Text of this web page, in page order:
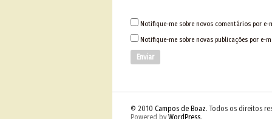
Notifique-me sobre novos comentários por e-
Notifique-me sobre novas publicações por e-
© 2010 Campos de Boaz. Todos os direitos
Powered by WordPress.